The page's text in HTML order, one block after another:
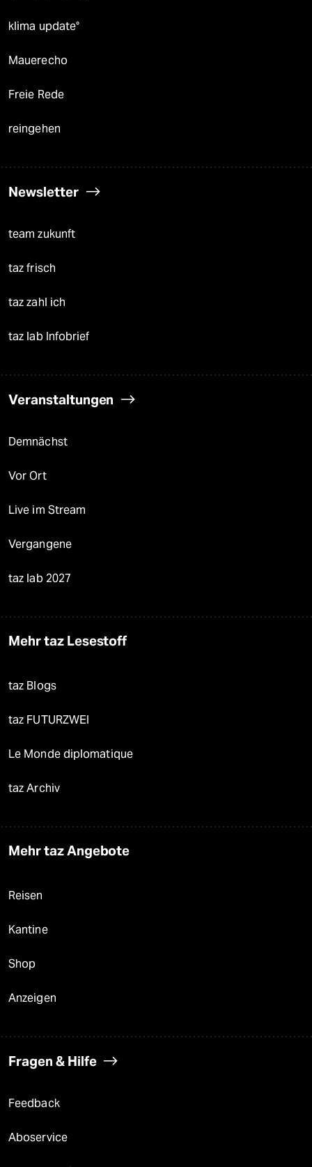
klima update°
Mauerecho
Freie Rede
reingehen
Newsletter
team zukunft
taz frisch
taz zahl ich
taz lab Infobrief
Veranstaltungen
Demnächst
Vor Ort
Live im Stream
Vergangene
taz lab 2027
Mehr taz Lesestoff
taz Blogs
taz FUTURZWEI
Le Monde diplomatique
taz Archiv
Mehr taz Angebote
Reisen
Kantine
Shop
Anzeigen
Fragen & Hilfe
Feedback
Aboservice